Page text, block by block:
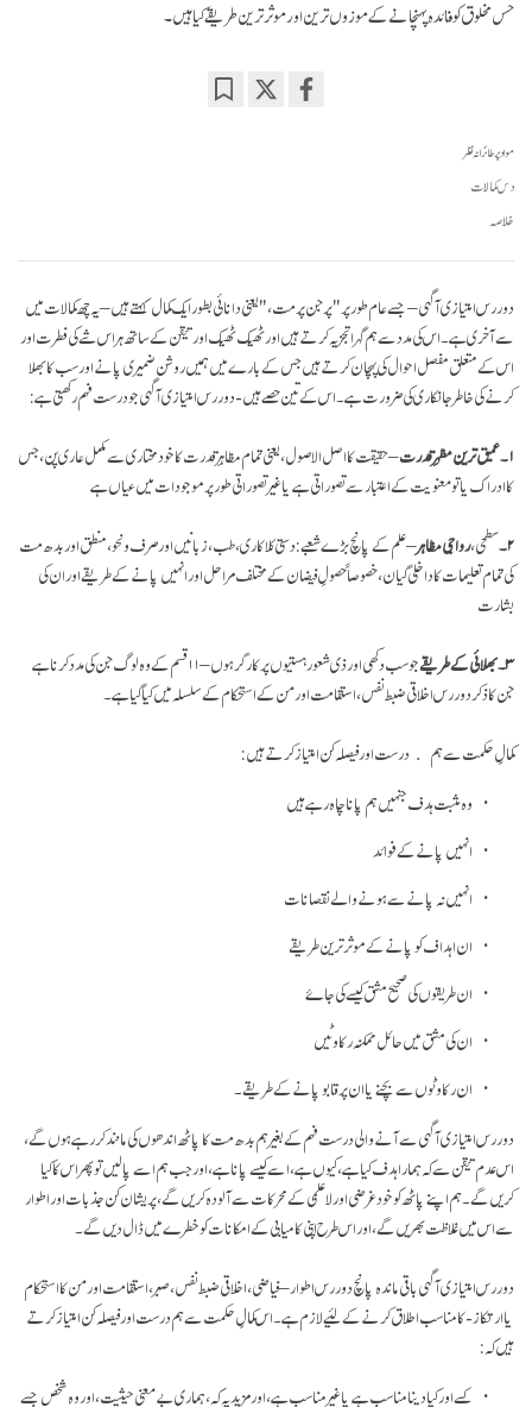
حس مخلوق کو فائدہ پہنچانے کے موزوں ترین اور موثر ترین طریقے کیا ہیں۔
مواد پر طائرانہ نظر
دس کمالات
خلاصہ
دور رس امتیازی آگہی – جسے عام طور پر "پرجن پرمت،" یعنی دانائی بطور ایک کمال کہتے ہیں – یہ چھ کمالات میں
سے آخری ہے۔ اس کی مدد سے ہم گہرا تجزیہ کرتے ہیں اور ٹھیک ٹھیک اور تیقن کے ساتھ ہر اس شے کی فطرت اور
اس کے متعلق مفصل احوال کی پہچان کرتے ہیں جس کے بارے میں ہمیں روشن ضمیری پانے اور سب کا بھلا
کرنے کی خاطر جانکاری کی ضرورت ہے۔ اس کے تین حصے ہیں - دور رس امتیازی آگہی جو درست فہم رکھتی ہے:
۱۔عمیق ترین مظہرِ قدرت
– حقیقت کا اصل الاصول، یعنی تمام مظاہرِ قدرت کا خود مختاری سے مکمل عاری پن، جس
کا ادراک یا تو معنویت کے اعتبار سے تصوراتی ہے یا غیر تصوراتی طور پر موجودات میں عیاں ہے
۲۔ سطحی،رواجی مظاہر– علم کے پانچ بڑے شعبے: دستی کلا کاری، طب، زبانیں اور صرف و نحو، منطق اور بدھ مت
کی تمام تعلیمات کا داخلی گیان، خصوصاً حصولِ فیضان کے مختلف مراحل اور انہیں پانے کے طریقے اور ان کی
بشارت
۳۔ بھلائی کے طریقے
جو سب دکھی اور ذی شعور ہستیوں پر کار گر ہوں – ۱۱ قسم کے وہ لوگ جن کی مدد کرنا ہے
جن کا ذکر دور رس اخلاقی ضبط نفس، استقامت اور من کے استحکام کے سلسلہ میں کیا گیا ہے۔
کمالِ حکمت سے ہم درست اور فیصلہ کن امتیاز کرتے ہیں:
وہ مثبت ہدف جنہیں ہم پانا چاہ رہے ہیں
انہیں پانے کے فوائد
انہیں نہ پانے سے ہونے والے نقصانات
ان اہداف کو پانے کے موثر ترین طریقے
ان طریقوں کی صحیح مشق کیسے کی جاۓ
ان کی مشق میں حائل ممکنہ رکاوٹیں
ان رکاوٹوں سے بچنے یا ان پر قابو پانے کے طریقے۔
دور رس امتیازی آگہی سے آنے والی درست فہم کے بغیر ہم بدھ مت کا پاٹھ اندھوں کی مانند کر رہے ہوں گے،
اس عدم تیقن سے کہ ہمارا ہدف کیا ہے، کیوں ہے، اسے کیسے پانا ہے، اور جب ہم اسے پا لیں تو پھر اس کا کیا
کریں گے۔ ہم اپنے پاٹھ کو خود غرضی اور لا علمی کے محرکات سے آلودہ کریں گے، پریشان کن جذبات اور اطوار
سے اس میں غلاظت بھریں گے، اور اس طرح اپنی کامیابی کے امکانات کو خطرے میں ڈال دیں گے۔
دور رس امتیازی آگہی باقی ماندہ پانچ دور رس اطوار – فیاضی، اخلاقی ضبط نفس، صبر، استقامت اور من کا استحکام
یا ارتکاز - کا مناسب اطلاق کرنے کے لئیے لازم ہے۔ اس کمالِ حکمت سے ہم درست اور فیصلہ کن امتیاز کرتے
ہیں کہ:
کسے اور کیا دینا مناسب ہے یا غیر مناسب ہے، اور مزید یہ کہ، ہماری بے معنی حیثیت، اور وہ شخص جسے